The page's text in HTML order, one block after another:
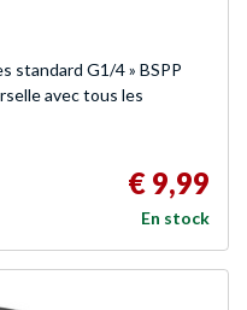
standard G1/4 » BSPP
avec tous les
€ 9,99
En stock